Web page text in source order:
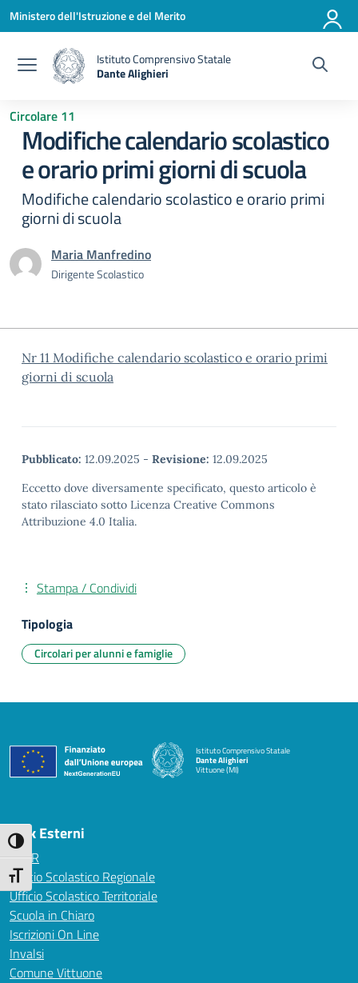
Attiva/disattiva alto contrasto
Attiva/disattiva dimensione testo
Vai ai contenuti
Vai al menu di navigazione
Vai al footer
Ministero dell'Istruzione e del Merito
Istituto Comprensivo Statale
Dante Alighieri
— Visita la pagina iniziale della scuola
Circolare 11
Modifiche calendario scolastico
e orario primi giorni di scuola
Modifiche calendario scolastico e orario primi
giorni di scuola
Maria Manfredino
Dirigente Scolastico
Nr 11 Modifiche calendario scolastico e orario primi
giorni di scuola
Pubblicato: 12.09.2025 - Revisione: 12.09.2025
Eccetto dove diversamente specificato, questo articolo è
stato rilasciato sotto Licenza Creative Commons
Attribuzione 4.0 Italia.
Stampa / Condividi
Tipologia
Circolari per alunni e famiglie
Istituto Comprensivo Statale
Dante Alighieri
Vittuone (MI)
— Visita la pagina iniziale della scuola
Link Esterni
MIUR
Ufficio Scolastico Regionale
Ufficio Scolastico Territoriale
Scuola in Chiaro
Iscrizioni On Line
Invalsi
Comune Vittuone